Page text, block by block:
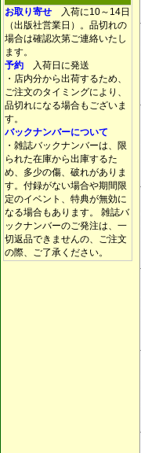
お取り寄せ 入荷に10～14日
（出版社営業日）。品切れの
場合は確認次第ご連絡いたし
ます。
予約 入荷日に発送
・店内分から出荷するため、
ご注文のタイミングにより、
品切れになる場合もございま
す。
バックナンバーについて
・雑誌バックナンバーは、限
られた在庫から出庫するた
め、多少の傷、破れがありま
す。付録がない場合や期間限
定のイベント、特典が無効に
なる場合もあります。 雑誌バ
ックナンバーのご発注は、一
切返品できませんの、ご注文
の際、ご了承ください。